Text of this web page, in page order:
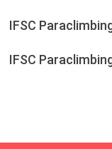
IFSC
IFSC